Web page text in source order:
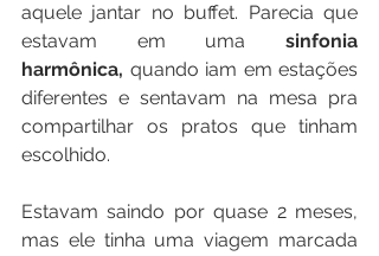
aquele jantar no buffet. Parecia que
estavam em uma sinfonia
harmônica, quando iam em estações
diferentes e sentavam na mesa pra
compartilhar os pratos que tinham
escolhido.
Estavam saindo por quase 2 meses,
mas ele tinha uma viagem marcada